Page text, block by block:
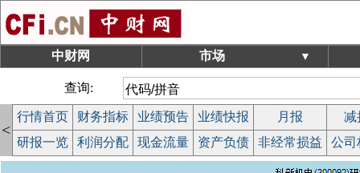
中财网 市场 ▼
查询:
<
行情首页 财务指标 业绩预告 业绩快报 月报
减
研报一览
利润分配 现金流量 资产负债 非经常损益 公司